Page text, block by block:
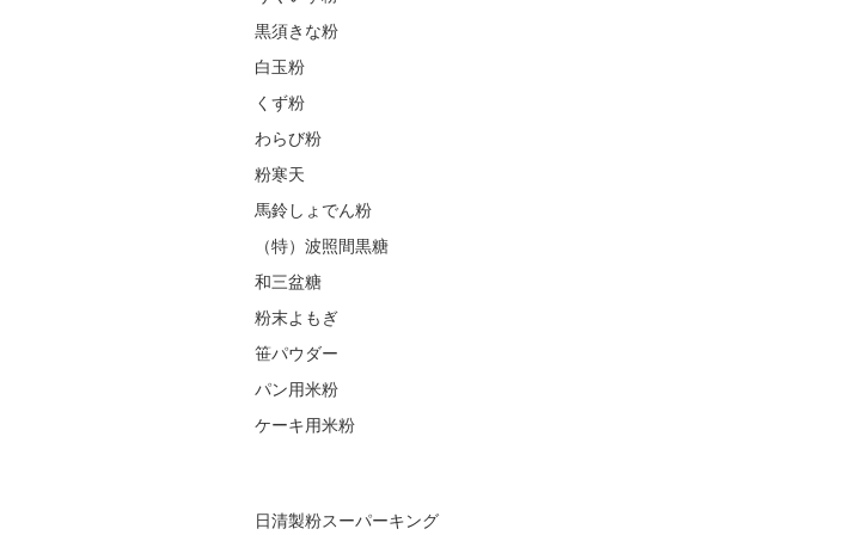
黒須きな粉
白玉粉
くず粉
わらび粉
粉寒天
馬鈴しょでん粉
（特）波照間黒糖
和三盆糖
粉末よもぎ
笹パウダー
パン用米粉
ケーキ用米粉
日清製粉スーパーキング